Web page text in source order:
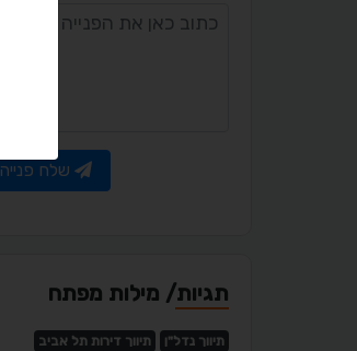
שלח פנייה
תגיות/ מילות מפתח
תיווך נדל"ן
תיווך דירות תל אביב